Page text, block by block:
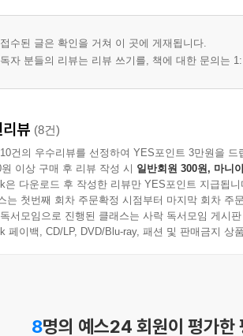
접수된 글은 확인을 거쳐 이 곳에 게재됩니다.
독자 분들의 리뷰는 리뷰 쓰기를, 책에 대한 문의는
뷰 (8건)
건의 우수리뷰를 선정하여 YES포인트 3만원을 드
이상 구매 후 리뷰 작성 시 일반회원 300원, 마니
은 다운로드 후 작성한 리뷰만 YES포인트 지급됩니
는 첫번째 회차 주문확정 시점부터 마지막 회차 주
서모임으로 진행된 클래스는 사락 독서모임 게시
페이백, CD/LP, DVD/Blu-ray, 패션 및 판매금지 상
8명의 예스24 회원이 평가한